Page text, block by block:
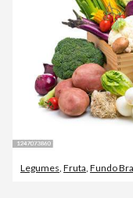
Legumes, Fruta, Fundo